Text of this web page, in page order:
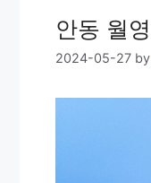
안동 월
2024-05-27 by